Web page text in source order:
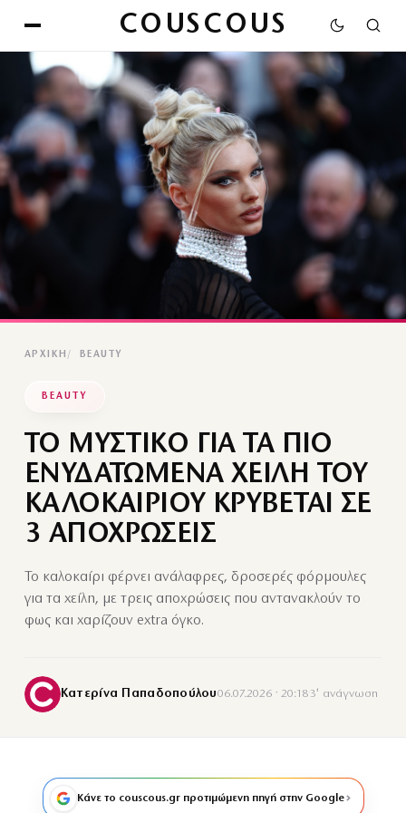
COUSCOUS
ΑΡΧΙΚΉ BEAUTY
BEAUTY
ΤΟ ΜΥΣΤΙΚΟ ΓΙΑ ΤΑ ΠΙΟ
ΕΝΥΔΑΤΩΜΕΝΑ ΧΕΙΛΗ ΤΟΥ
ΚΑΛΟΚΑΙΡΙΟΥ ΚΡΥΒΕΤΑΙ ΣΕ
3 ΑΠΟΧΡΩΣΕΙΣ
Το καλοκαίρι φέρνει ανάλαφρες, δροσερές φόρμουλες
για τα χείλη, με τρεις αποχρώσεις που αντανακλούν το
φως και χαρίζουν extra όγκο.
Κατερίνα Παπαδοπούλου06.07.2026 · 20:18·3′ ανάγνωση
Κάνε το couscous.gr προτιμώμενη πηγή στην Google